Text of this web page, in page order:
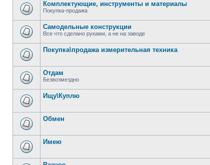
Комплектующие, инструменты и материалы
Покупка-продажа
Самодельные конструкции
Все что сделано руками, а не на заводе
Покупка\продажа измерительная техника
Отдам
Безвозмездно
Ищу\Куплю
Обмен
Имею